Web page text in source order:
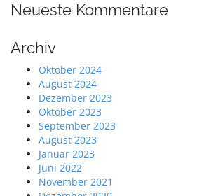
Neueste Kommentare
Archiv
Oktober 2024
August 2024
Dezember 2023
Oktober 2023
September 2023
August 2023
Januar 2023
Juni 2022
November 2021